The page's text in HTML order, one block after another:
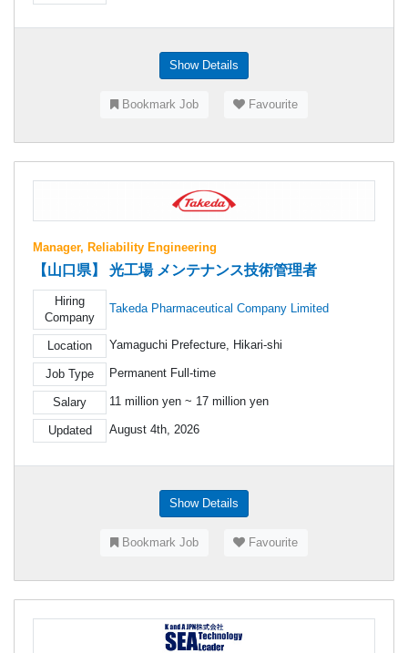
Show Details
Bookmark Job Favourite
Manager, Reliability Engineering
【山口県】 光工場 メンテナンス技術管理者
Hiring
Company
Takeda Pharmaceutical Company Limited
Location Yamaguchi Prefecture, Hikari-shi
Job Type Permanent Full-time
Salary 11 million yen ~ 17 million yen
Updated August 4th, 2026
Show Details
Bookmark Job Favourite